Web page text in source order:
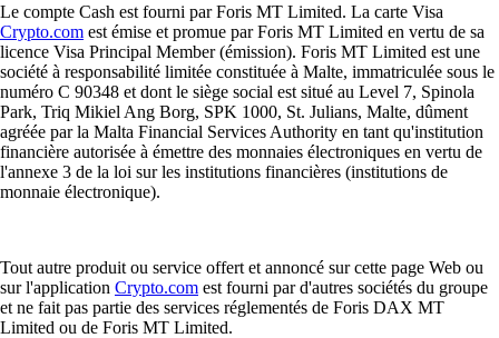
Le compte Cash est fourni par Foris MT Limited. La carte Visa
Crypto.com est émise et promue par Foris MT Limited en vertu de sa
licence Visa Principal Member (émission). Foris MT Limited est une
société à responsabilité limitée constituée à Malte, immatriculée sous le
numéro C 90348 et dont le siège social est situé au Level 7, Spinola
Park, Triq Mikiel Ang Borg, SPK 1000, St. Julians, Malte, dûment
agréée par la Malta Financial Services Authority en tant qu'institution
financière autorisée à émettre des monnaies électroniques en vertu de
l'annexe 3 de la loi sur les institutions financières (institutions de
monnaie électronique).
Tout autre produit ou service offert et annoncé sur cette page Web ou
sur l'application Crypto.com est fourni par d'autres sociétés du groupe
et ne fait pas partie des services réglementés de Foris DAX MT
Limited ou de Foris MT Limited.